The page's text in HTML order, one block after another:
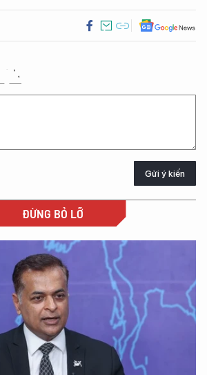
Gửi ý kiến
ĐỪNG BỎ LỠ